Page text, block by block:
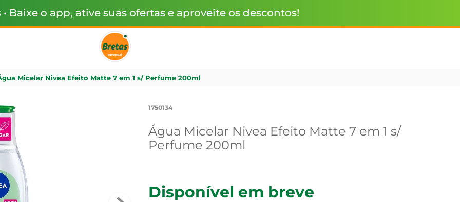
• Baixe o app, ative suas ofertas e aproveite os descontos!
Micelar Nivea Efeito Matte 7 em 1 s/ Perfume 200ml
1750134
Água Micelar Nivea Efeito Matte 7 em 1 s/
Perfume 200ml
Disponível em breve